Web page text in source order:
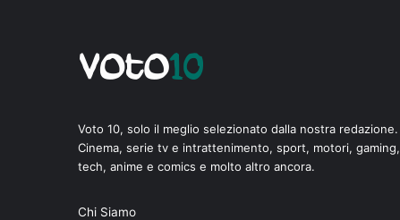
Voto 10, solo il meglio selezionato dalla nostra redazione.
Cinema, serie tv e intrattenimento, sport, motori, gaming,
tech, anime e comics e molto altro ancora.
Chi Siamo